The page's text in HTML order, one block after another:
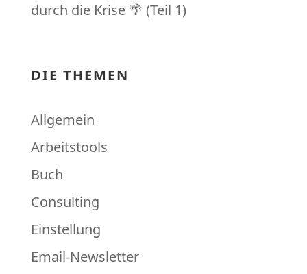
durch die Krise 🌴 (Teil 1)
DIE THEMEN
Allgemein
Arbeitstools
Buch
Consulting
Einstellung
Email-Newsletter